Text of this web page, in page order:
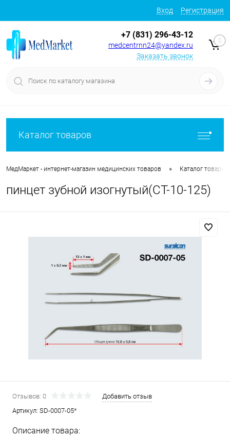
Вход Регистрация
+7 (831) 296-43-12
medcentrnn24@yandex.ru
Заказать звонок
0
Каталог товаров
МедМаркет - интернет-магазин медицинских товаров • Каталог товаров
пинцет зубной изогнутый(CТ-10-125)
Отзывов: 0
Добавить отзыв
Артикул: SD-0007-05*
Описание товара: